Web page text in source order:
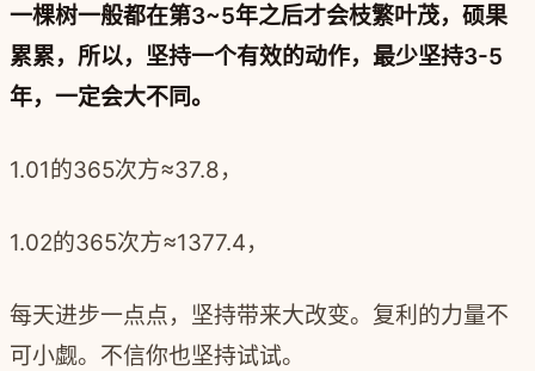
一棵树一般都在第3~5年之后才会枝繁叶茂，硕果
累累，所以，坚持一个有效的动作，最少坚持3-5
年，一定会大不同。
1.01的365次方≈37.8，
1.02的365次方≈1377.4，
每天进步一点点，坚持带来大改变。复利的力量不
可小觑。不信你也坚持试试。